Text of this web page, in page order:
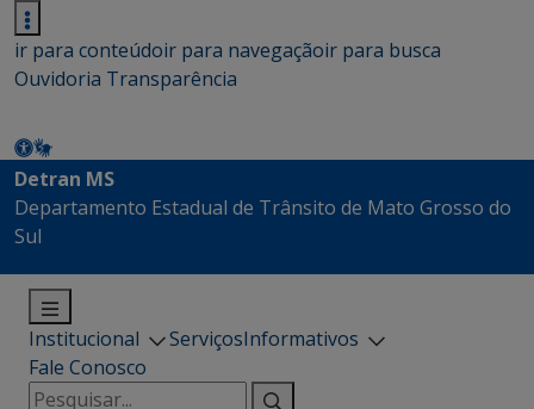
ir para conteúdoir para navegaçãoir para busca
Ouvidoria Transparência
Detran MS
Departamento Estadual de Trânsito de Mato Grosso do
Sul
Institucional ServiçosInformativos
Fale Conosco
Pesquisar